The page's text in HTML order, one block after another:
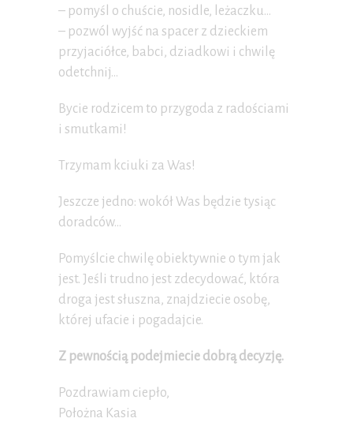
– pomyśl o chuście, nosidle, leżaczku…
– pozwól wyjść na spacer z dzieckiem
przyjaciółce, babci, dziadkowi i chwilę
odetchnij…
Bycie rodzicem to przygoda z radościami
i smutkami!
Trzymam kciuki za Was!
Jeszcze jedno: wokół Was będzie tysiąc
doradców…
Pomyślcie chwilę obiektywnie o tym jak
jest. Jeśli trudno jest zdecydować, która
droga jest słuszna, znajdziecie osobę,
której ufacie i pogadajcie.
Z pewnością podejmiecie dobrą decyzję.
Pozdrawiam ciepło,
Położna Kasia